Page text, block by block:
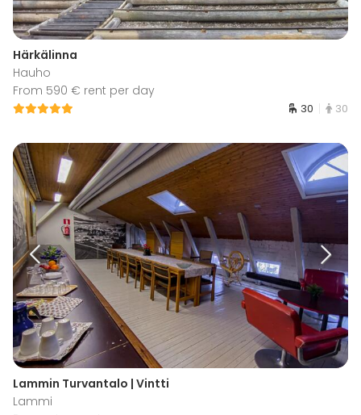
Härkälinna
Hauho
From 590 € rent per day
30 30
Lammin Turvantalo | Vintti
Lammi